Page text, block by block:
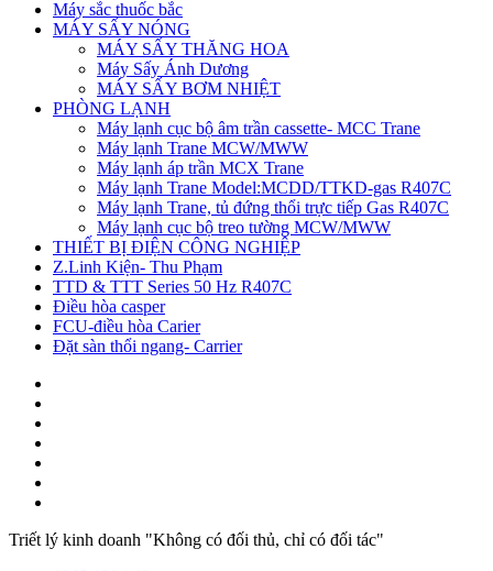
Máy sắc thuốc bắc
MÁY SẤY NÓNG
MÁY SẤY THĂNG HOA
Máy Sấy Ánh Dương
MÁY SẤY BƠM NHIỆT
PHÒNG LẠNH
Máy lạnh cục bộ âm trần cassette- MCC Trane
Máy lạnh Trane MCW/MWW
Máy lạnh áp trần MCX Trane
Máy lạnh Trane Model:MCDD/TTKD-gas R407C
Máy lạnh Trane, tủ đứng thổi trực tiếp Gas R407C
Máy lạnh cục bộ treo tường MCW/MWW
THIẾT BỊ ĐIỆN CÔNG NGHIỆP
Z.Linh Kiện- Thu Phạm
TTD & TTT Series 50 Hz R407C
Điều hòa casper
FCU-điều hòa Carier
Đặt sàn thổi ngang- Carrier
Triết lý kinh doanh "Không có đối thủ, chỉ có đối tác"